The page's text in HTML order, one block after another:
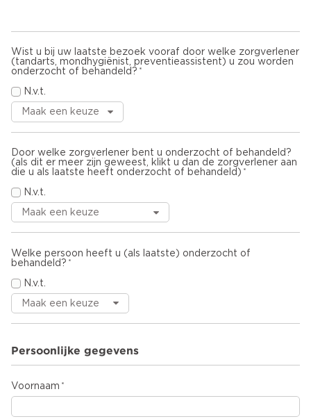
Wist u bij uw laatste bezoek vooraf door welke zorgverlener
(tandarts, mondhygiënist, preventieassistent) u zou worden
onderzocht of behandeld?
N.v.t.
Door welke zorgverlener bent u onderzocht of behandeld?
(als dit er meer zijn geweest, klikt u dan de zorgverlener aan
die u als laatste heeft onderzocht of behandeld)
N.v.t.
Welke persoon heeft u (als laatste) onderzocht of
behandeld?
N.v.t.
Persoonlijke gegevens
Voornaam